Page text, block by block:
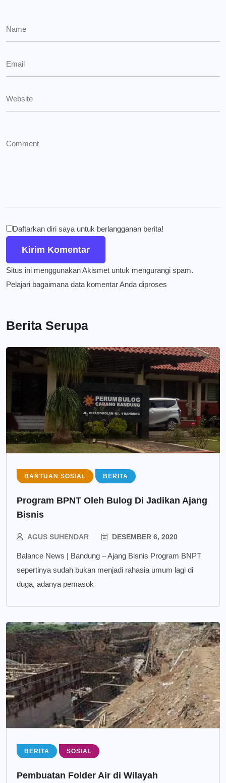
Daftarkan diri saya untuk berlangganan berita!
Situs ini menggunakan Akismet untuk mengurangi spam.
Pelajari bagaimana data komentar Anda diproses
Berita Serupa
BANTUAN SOSIAL BERITA
Program BPNT Oleh Bulog Di Jadikan Ajang
Bisnis
AGUS SUHENDAR DESEMBER 6, 2020
Balance News | Bandung – Ajang Bisnis Program BNPT
sepertinya sudah bukan menjadi rahasia umum lagi di
duga, adanya pemasok
BERITA SOSIAL
Pembuatan Folder Air di Wilayah